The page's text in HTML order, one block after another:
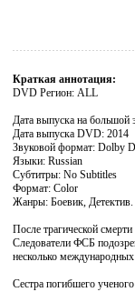
Краткая аннотация:
DVD Регион: ALL
Дата выпуска на большой
Дата выпуска DVD: 2014
Звуковой формат: Dolby
Языки: Russian
Субтитры: No Subtitles
Формат: Color
Жанры: Боевик,
После трагической
Следователи ФСБ
несколько
Сестра погибшего